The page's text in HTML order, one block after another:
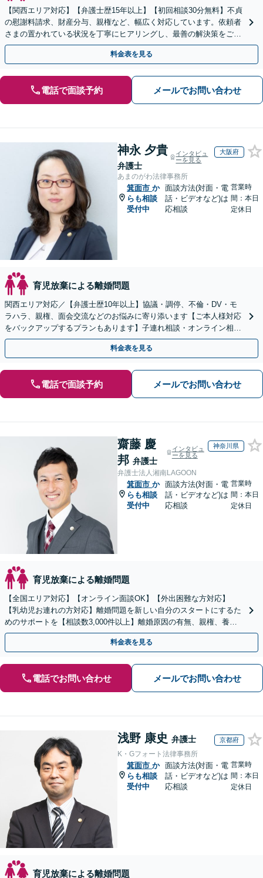
【関西エリア対応】【弁護士歴15年以上】【初回相談30分無料】不貞
の慰謝料請求、財産分与、親権など、幅広く対応しています。依頼者
さまの置かれている状況を丁寧にヒアリングし、最善の解決策をご提
案します。お悩みの際は、お気軽にご相談ください。
料金表を見る
電話で面談予約 メールでお問い合わせ
神永 夕貴
弁護士
インタビュ
ーを見る
大阪府
あまのがわ法律事務所
箕面市 か
らも相談
受付中
面談方法(対面・電
話・ビデオなど)は
応相談
営業時
間：本日
定休日
育児放棄による離婚問題
関西エリア対応／【弁護士歴10年以上】協議・調停、不倫・DV・モ
ラハラ、親権、面会交流などのお悩みに寄り添います【ご本人様対応
をバックアップするプランもあります】子連れ相談・オンライン相談
OK【直接初回面談30分無料】
料金表を見る
電話で面談予約 メールでお問い合わせ
齋藤 慶
邦 弁護士
インタビュ
ーを見る
神奈川県
弁護士法人湘南LAGOON
箕面市 か
らも相談
受付中
面談方法(対面・電
話・ビデオなど)は
応相談
営業時
間：本日
定休日
育児放棄による離婚問題
【全国エリア対応】【オンライン面談OK】【外出困難な方対応】
【乳幼児お連れの方対応】離婚問題を新しい自分のスタートにするた
めのサポートを【相談数3,000件以上】離婚原因の有無、親権、養育
費、財産分与、慰謝料請求【夜間・休日相談可】
料金表を見る
電話でお問い合わせ メールでお問い合わせ
浅野 康史 弁護士 京都府
K・Gフォート法律事務所
箕面市 か
らも相談
受付中
面談方法(対面・電
話・ビデオなど)は
応相談
営業時
間：本日
定休日
育児放棄による離婚問題